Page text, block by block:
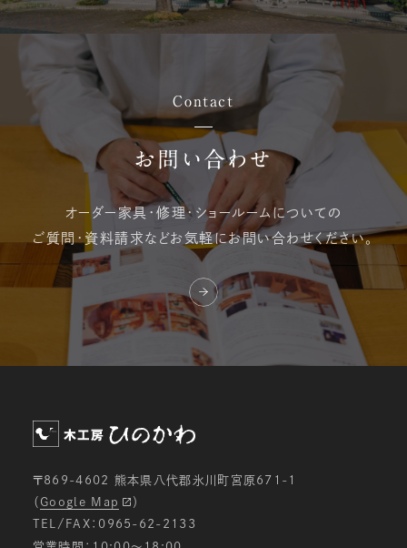
Contact
お問い合わせ
オーダー家具・修理・ ショールームについての
ご質問・資料請求などお気軽にお問い合わせください。
〒869-4602 熊本県八代郡氷川町宮原671-1
（ Google Map
）
TEL/FAX：0965-62-2133